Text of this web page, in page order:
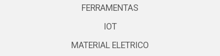
FERRAMENTAS
IOT
MATERIAL ELETRICO